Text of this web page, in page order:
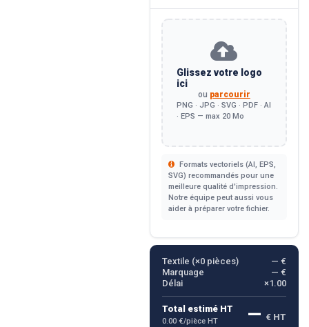
Glissez votre logo
ici
ou parcourir
PNG · JPG · SVG · PDF · AI
· EPS — max 20 Mo
Formats vectoriels (AI, EPS,
SVG) recommandés pour une
meilleure qualité d'impression.
Notre équipe peut aussi vous
aider à préparer votre fichier.
Textile (×0pièces)
— €
Marquage
— €
Délai
×1.00
Total estimé HT
0.00 €/pièce HT — € HT